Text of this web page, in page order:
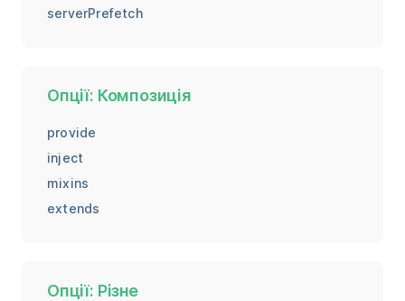
serverPrefetch
Опції: Композиція
provide
inject
mixins
extends
Опції: Різне